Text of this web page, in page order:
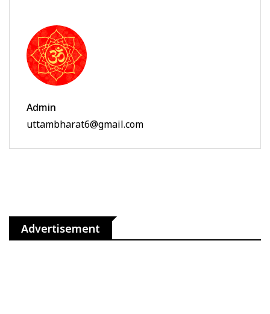
Admin
uttambharat6@gmail.com
Advertisement